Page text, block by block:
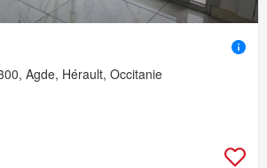
Agde, Hérault, Occitanie